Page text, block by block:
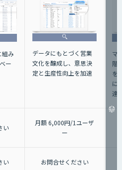
組み
ー
データにもとづく営業
文化を醸成し、意思決
定と生産性向上を加速
マ
階
を
に
達
い
月額 6,000円/1ユーザ
ー
い お問合せください